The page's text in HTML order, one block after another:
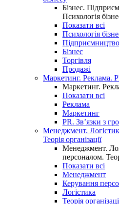
Бізнес.
Психологія
Показати всі
Психологія
Підприємництво
Бізнес
Торгівля
Продажі
Маркетинг. Реклама.
Маркетинг.
Показати всі
Реклама
Маркетинг
PR. Зв’язки з
Менеджмент.
Теорія організації
Менеджмент.
персоналом.
Показати всі
Менеджмент
Керування
Логістика
Теорія